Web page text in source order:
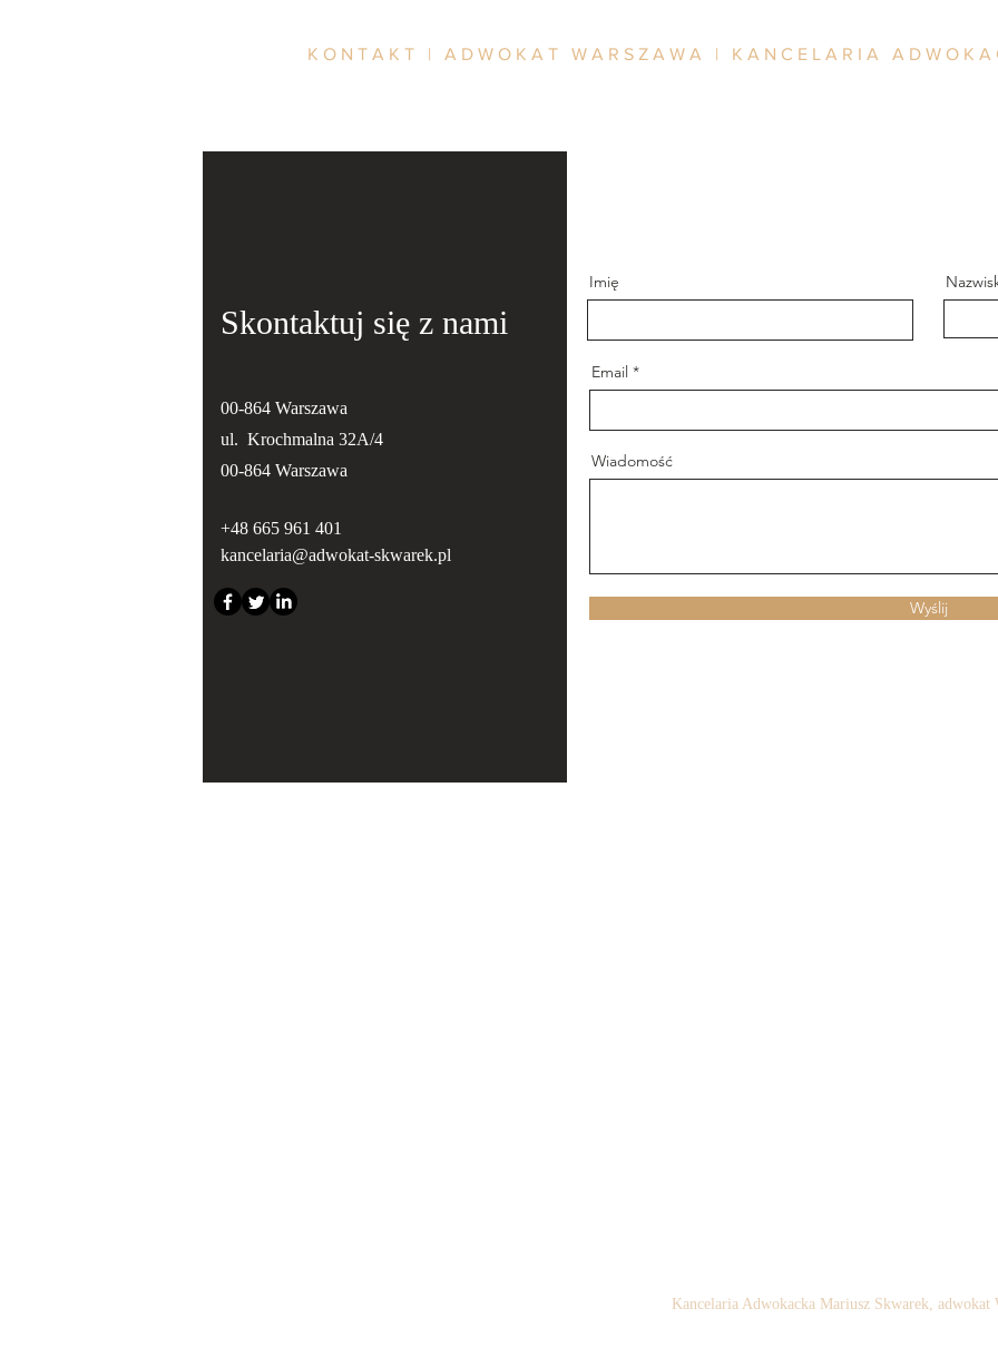
KONTAKT | ADWOKAT WARSZAWA | KANCELARIA
Skontaktuj się z nami
00-864 Warszawa
ul. Krochmalna 32A/4
00-864 Warszawa
+48 665 961 401
kancelaria@adwokat-skwarek.pl
Imię
Email
Wiadomość
Wyślij
Kancelaria Adwokacka Mariusz Skwarek, adwokat